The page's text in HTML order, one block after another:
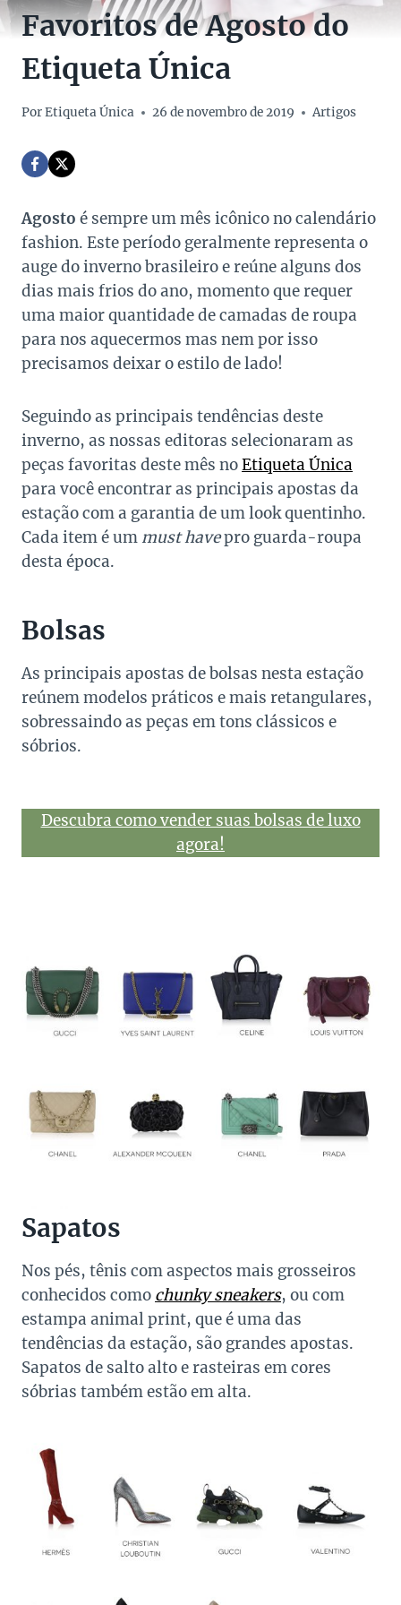
Favoritos de Agosto do
Etiqueta Única
PorEtiqueta Única 26 de novembro de 2019 Artigos
Agosto é sempre um mês icônico no calendário
fashion. Este período geralmente representa o
auge do inverno brasileiro e reúne alguns dos
dias mais frios do ano, momento que requer
uma maior quantidade de camadas de roupa
para nos aquecermos mas nem por isso
precisamos deixar o estilo de lado!
Seguindo as principais tendências deste
inverno, as nossas editoras selecionaram as
peças favoritas deste mês noEtiqueta Única
para você encontrar as principais apostas da
estação com a garantia de um look quentinho.
Cada item é ummust havepro guarda-roupa
desta época.
Bolsas
As principais apostas de bolsas nesta estação
reúnem modelos práticos e mais retangulares,
sobressaindo as peças em tons clássicos e
sóbrios.
Descubra como vender suas bolsas de luxo
agora!
Sapatos
Nos pés, tênis com aspectos mais grosseiros
conhecidos como chunky sneakers, ou com
estampa animal print, que é uma das
tendências da estação, são grandes apostas.
Sapatos de salto alto e rasteiras em cores
sóbrias também estão em alta.